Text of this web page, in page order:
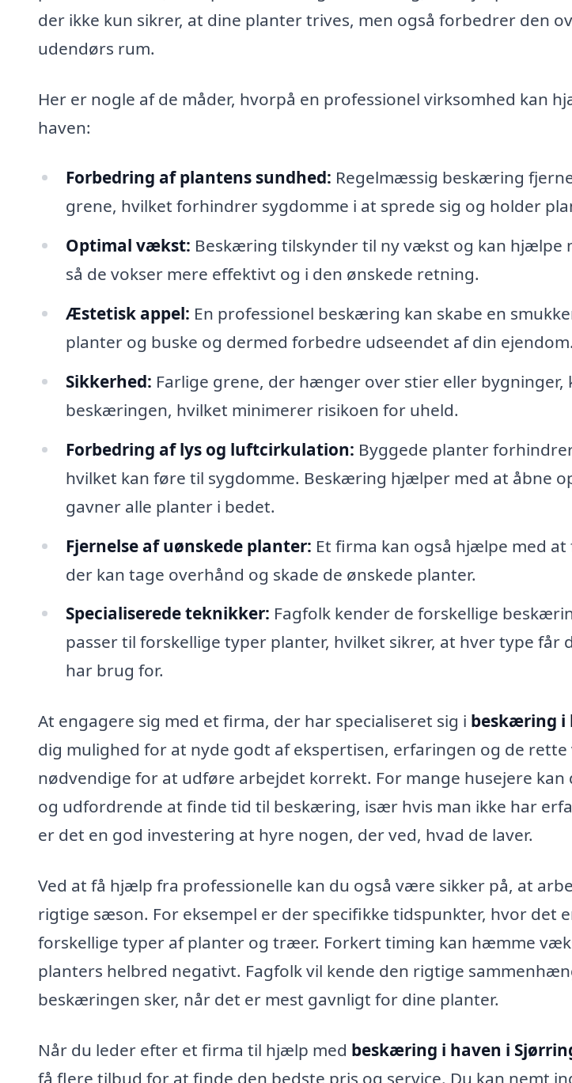
der ikke kun sikrer, at dine planter trives, men også forbedrer den
udendørs rum.
Her er nogle af de måder, hvorpå en professionel virksomhed kan
haven:
Forbedring af plantens sundhed: Regelmæssig beskæring
grene, hvilket forhindrer sygdomme i at sprede sig og holder
Optimal vækst: Beskæring tilskynder til ny vækst og kan hjælpe
så de vokser mere effektivt og i den ønskede retning.
Æstetisk appel: En professionel beskæring kan skabe en
planter og buske og dermed forbedre udseendet af din ejendom.
Sikkerhed: Farlige grene, der hænger over stier eller bygninger,
beskæringen, hvilket minimerer risikoen for uheld.
Forbedring af lys og luftcirkulation: Byggede planter
hvilket kan føre til sygdomme. Beskæring hjælper med at åbne
gavner alle planter i bedet.
Fjernelse af uønskede planter: Et firma kan også hjælpe med at
der kan tage overhånd og skade de ønskede planter.
Specialiserede teknikker: Fagfolk kender de forskellige
passer til forskellige typer planter, hvilket sikrer, at hver type får
har brug for.
At engagere sig med et firma, der har specialiseret sig i beskæring i
dig mulighed for at nyde godt af ekspertisen, erfaringen og de
nødvendige for at udføre arbejdet korrekt. For mange husejere
og udfordrende at finde tid til beskæring, især hvis man ikke har
er det en god investering at hyre nogen, der ved, hvad de laver.
Ved at få hjælp fra professionelle kan du også være sikker på, at
rigtige sæson. For eksempel er der specifikke tidspunkter, hvor det
forskellige typer af planter og træer. Forkert timing kan hæmme
planters helbred negativt. Fagfolk vil kende den rigtige
beskæringen sker, når det er mest gavnligt for dine planter.
Når du leder efter et firma til hjælp med beskæring i haven i
få flere tilbud for at finde den bedste pris og service. Du kan nemt